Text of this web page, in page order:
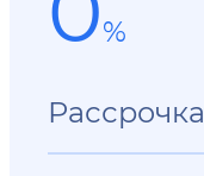
%
Рассрочка